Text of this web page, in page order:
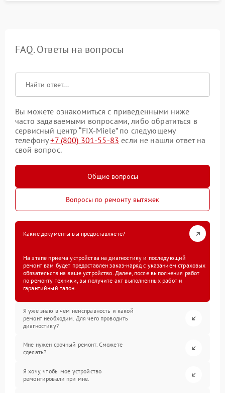
FAQ. Ответы на вопросы
Вы можете ознакомиться с приведенными ниже
часто задаваемыми вопросами, либо обратиться в
сервисный центр “FIX-Miele” по следующему
телефону+7 (800) 301-55-83 если не нашли ответ на
свой вопрос.
Общие вопросы
Вопросы по ремонту вытяжек
Какие документы вы предоставляете?
На этапе приема устройства на диагностику и последующий
ремонт вам будет предоставлен заказ-наряд с указанием страховых
обязательств на ваше устройство. Далее, после выполнения работ
по ремонту техники, вы получите акт выполненных работ и
гарантийный талон.
Я уже знаю в чем неисправность и какой
ремонт необходим. Для чего проводить
диагностику?
Мне нужен срочный ремонт. Сможете
сделать?
Я хочу, чтобы мое устройство
ремонтировали при мне.